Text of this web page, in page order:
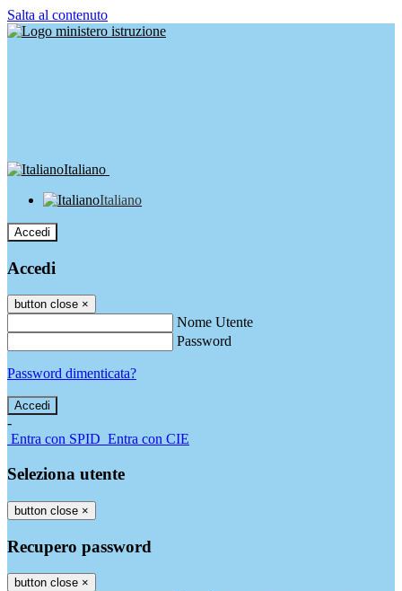
Salta al contenuto
Italiano
Italiano
Accedi
Accedi
button close ×
Nome Utente
Password
Password dimenticata?
-
Entra con SPID Entra con CIE
Seleziona utente
button close ×
Recupero password
button close ×